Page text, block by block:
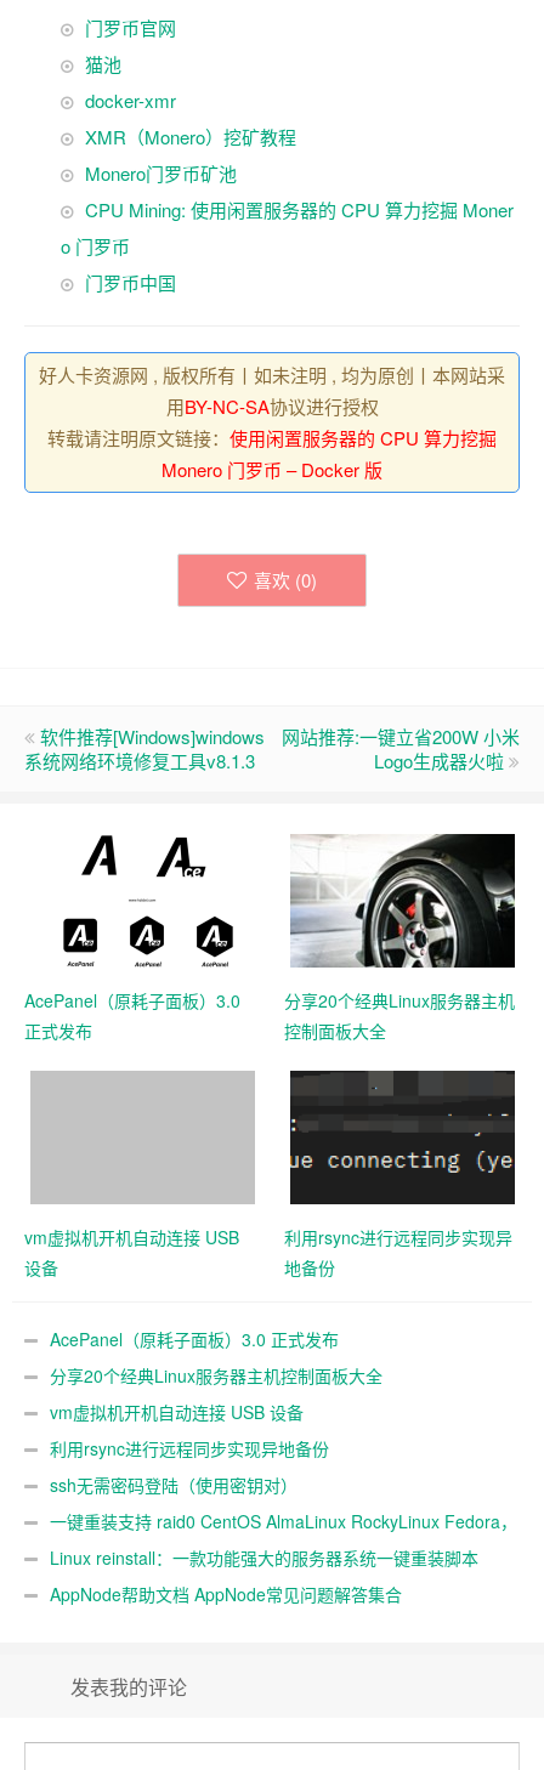
门罗币官网
猫池
docker-xmr
XMR（Monero）挖矿教程
Monero门罗币矿池
CPU Mining: 使用闲置服务器的 CPU 算力挖掘 Moner
o 门罗币
门罗币中国
好人卡资源网 , 版权所有丨如未注明 , 均为原创丨本网站采
用BY-NC-SA协议进行授权
转载请注明原文链接： 使用闲置服务器的 CPU 算力挖掘
Monero 门罗币 – Docker 版
喜欢 (0)
软件推荐[Windows]windows
系统网络环境修复工具v8.1.3
网站推荐:一键立省200W 小米
Logo生成器火啦
AcePanel（原耗子面板）3.0
正式发布
分享20个经典Linux服务器主机
控制面板大全
vm虚拟机开机自动连接 USB
设备
利用rsync进行远程同步实现异
地备份
AcePanel（原耗子面板）3.0 正式发布
分享20个经典Linux服务器主机控制面板大全
vm虚拟机开机自动连接 USB 设备
利用rsync进行远程同步实现异地备份
ssh无需密码登陆（使用密钥对）
一键重装支持 raid0 CentOS AlmaLinux RockyLinux Fedora，
不同系统互装
Linux reinstall：一款功能强大的服务器系统一键重装脚本
AppNode帮助文档 AppNode常见问题解答集合
发表我的评论